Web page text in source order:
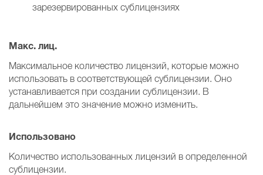
зарезервированных сублицензиях
Макс. лиц.
Максимальное количество лицензий, которые можно
использовать в соответствующей сублицензии. Оно
устанавливается при создании сублицензии. В
дальнейшем это значение можно изменить.
Использовано
Количество использованных лицензий в определенной
сублицензии.